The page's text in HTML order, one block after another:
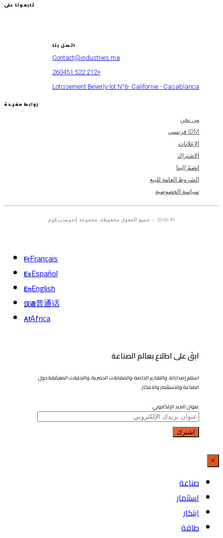
روابط مفيدة
من نحن
IDM فرنسي
الإعلانات
الاشتراك
انضمّ إلينا
الشروط العامة للبيع
سياسة الخصوصية
اتصل بنا
Contact@industries.ma
+212 522 260451
Lotissement Beverly-lot N°6- Californie - Casablanca
تابعونا على
© 2026 – جميع الحقوق محفوظة، مجموعة إندوستريكوم
FrFrançais
EsEspañol
EnEnglish
汉语普通话
AfAfrica
ابقَ على اطلاع بعالم الصناعة
استلم إصداراتنا، والتقارير الخاصة، والمقابلات الحصرية، والتحليلات المعمّقة حول
الصناعة والاستثمار والابتكار.
عنوان البريد الإلكتروني:
×
صناعة
استثمار
ابتكار
طاقة